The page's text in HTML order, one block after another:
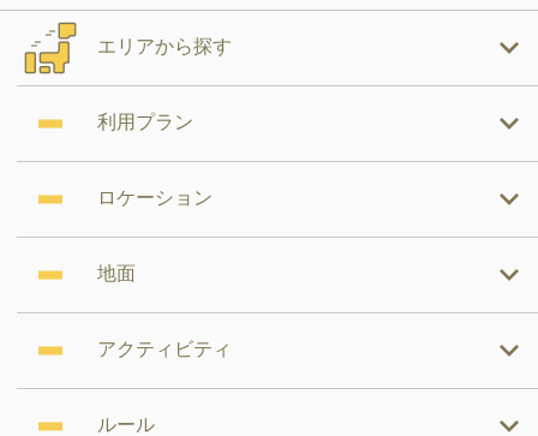
エリアから探す
利用プラン
ロケーション
地面
アクティビティ
ルール